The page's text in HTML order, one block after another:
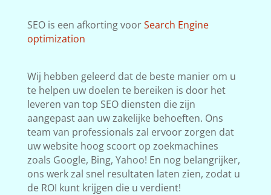
SEO is een afkorting voorSearch Engine
optimization
Wij hebben geleerd dat de beste manier om u
te helpen uw doelen te bereiken is door het
leveren van top SEO diensten die zijn
aangepast aan uw zakelijke behoeften. Ons
team van professionals zal ervoor zorgen dat
uw website hoog scoort op zoekmachines
zoals Google, Bing, Yahoo! En nog belangrijker,
ons werk zal snel resultaten laten zien, zodat u
de ROI kunt krijgen die u verdient!